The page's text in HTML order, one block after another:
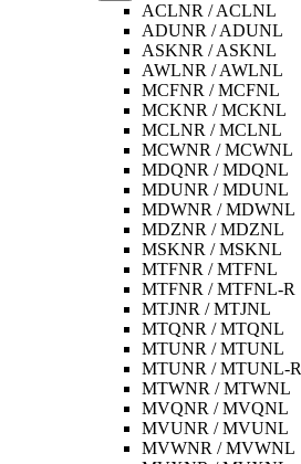
ACLNR / ACLNL
ADUNR / ADUNL
ASKNR / ASKNL
AWLNR / AWLNL
MCFNR / MCFNL
MCKNR / MCKNL
MCLNR / MCLNL
MCWNR / MCWNL
MDQNR / MDQNL
MDUNR / MDUNL
MDWNR / MDWNL
MDZNR / MDZNL
MSKNR / MSKNL
MTFNR / MTFNL
MTFNR / MTFNL-R
MTJNR / MTJNL
MTQNR / MTQNL
MTUNR / MTUNL
MTUNR / MTUNL-R
MTWNR / MTWNL
MVQNR / MVQNL
MVUNR / MVUNL
MVWNR / MVWNL